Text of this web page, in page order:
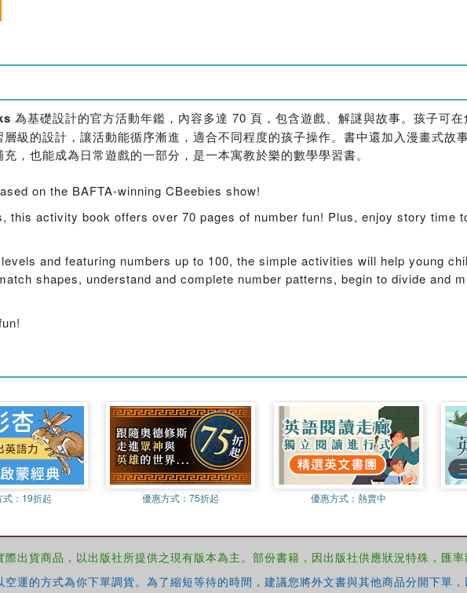
為基礎設計的官方活動年鑑，內容多達 70 頁，包含遊戲、解謎與故事。孩子可
級的設計，讓活動能循序漸進，適合不同程度的孩子操作。書中還加入漫畫式故
，也能成為日常遊戲的一部分，是一本寓教於樂的數學學習書。
on the BAFTA-winning CBeebies show!
this activity book offers over 70 pages of number fun! Plus, enjoy story time
and featuring numbers up to 100, the simple activities will help young
shapes, understand and complete number patterns, begin to divide and
： 19折起 優惠方式：75折起 優惠方式： 熱賣中
出貨商品，以出版社所提供之現有版本為主。部份書籍，因出版社供應狀況特殊，匯率
運的方式為你下單調貨。為了縮短等待的時間，建議您將外文書與其他商品分開下單